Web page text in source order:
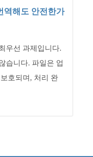
역해도 안전한가
우선 과제입니다.
습니다. 파일은 업
호되며, 처리 완